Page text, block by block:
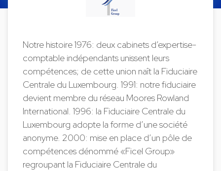
Notre histoire 1976: deux cabinets d’expertise-
comptable indépendants unissent leurs
compétences; de cette union naît la Fiduciaire
Centrale du Luxembourg. 1991: notre fiduciaire
devient membre du réseau Moores Rowland
International. 1996: la Fiduciaire Centrale du
Luxembourg adopte la forme d’une société
anonyme. 2000: mise en place d’un pôle de
compétences dénommé «Ficel Group»
regroupant la Fiduciaire Centrale du